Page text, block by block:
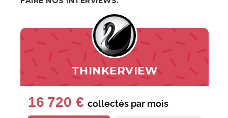
THINKERVIEW
16 720 € collectés par mois